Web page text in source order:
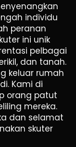
individu
peranan
ini unik
pelbagai
dan tanah.
keluar rumah
Kami di
orang patut
mereka.
dan selamat
skuter